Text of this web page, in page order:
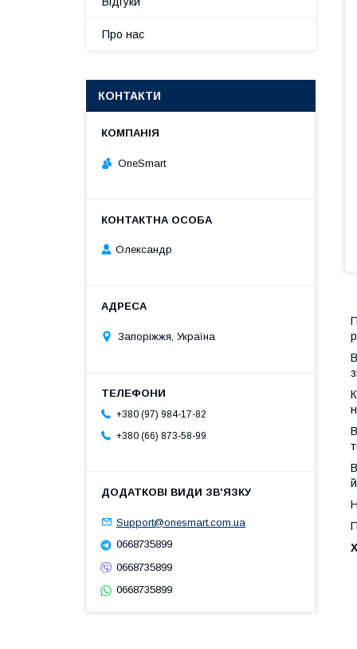
Про нас
КОНТАКТИ
OneSmart
Олександр
Запоріжжя, Україна
+380 (97) 984-17-82
+380 (66) 873-58-99
Support@onesmart.com.ua
0668735899
0668735899
0668735899